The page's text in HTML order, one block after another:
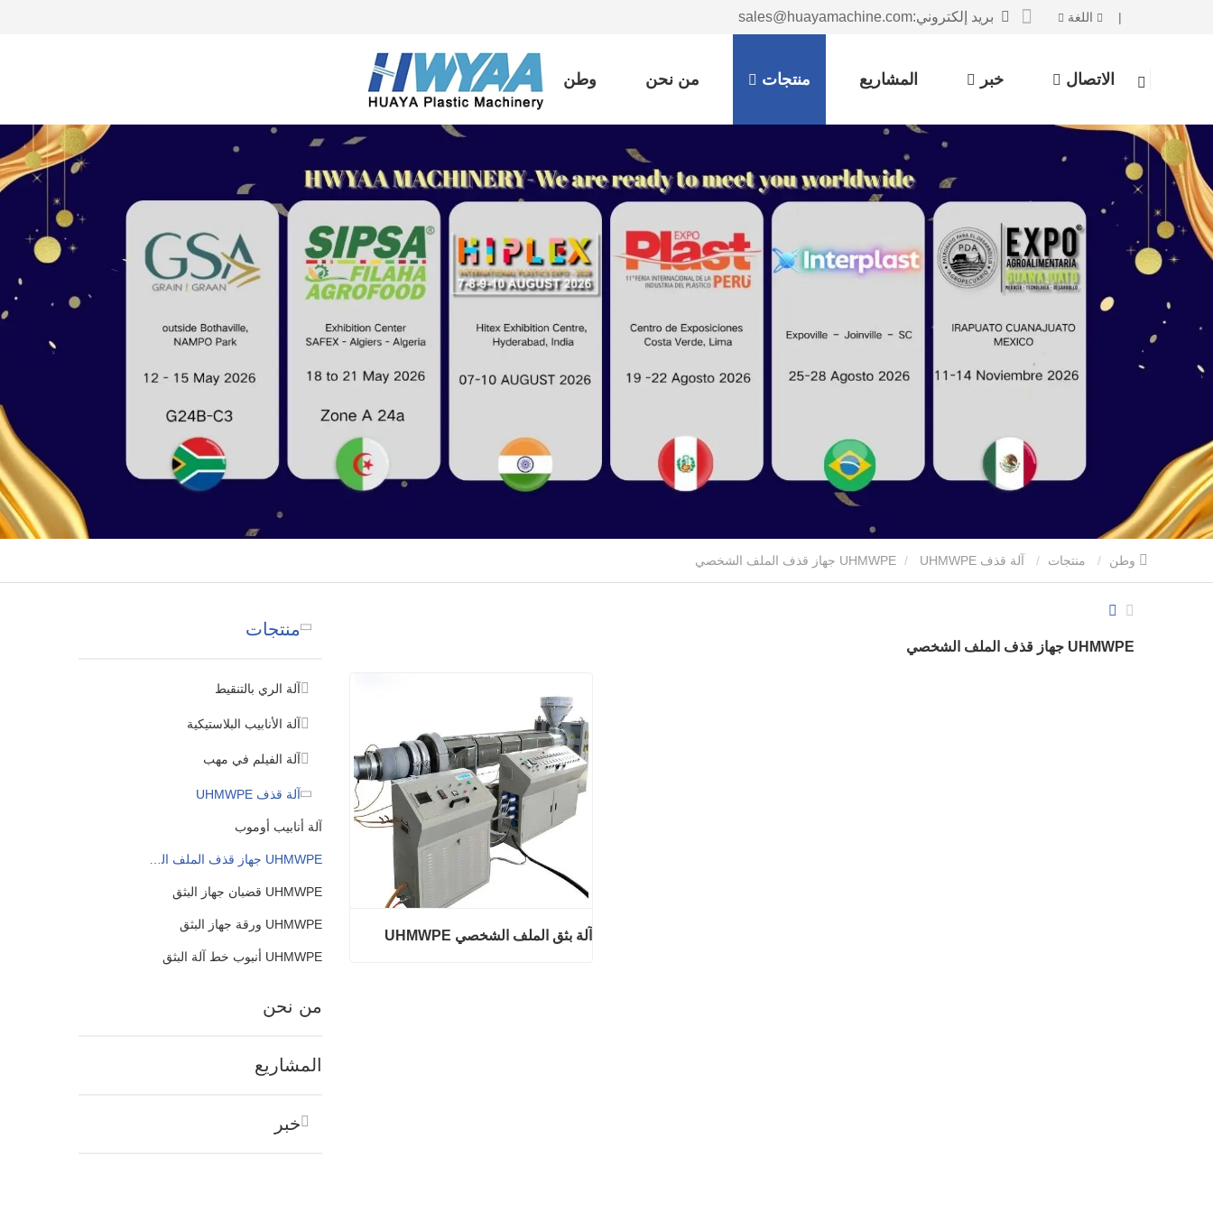
بريد إلكتروني:sales@huayamachine.com | اللغة
وطن من نحن منتجات المشاريع خبر الاتصال
منتجات آلة قذف UHMWPE UHMWPE جهاز قذف الملف الشخصي
منتجات
آلة الري بالتنقيط
آلة الأنابيب البلاستيكية
آلة الفيلم في مهب
آلة قذف UHMWPE
آلة أنابيب أوموب
UHMWPE قضبان جهاز البثق
UHMWPE ورقة جهاز البثق
UHMWPE أنبوب خط آلة البثق
من نحن
المشاريع
خبر
UHMWPE جهاز قذف الملف الشخصي
آلة بثق الملف الشخصي UHMWPE